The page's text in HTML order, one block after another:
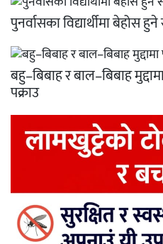
पुनर्वासका विद्यार्थीमा बेहोस
बहु–बिबाह र बाल–बिबाह
पक्राउ